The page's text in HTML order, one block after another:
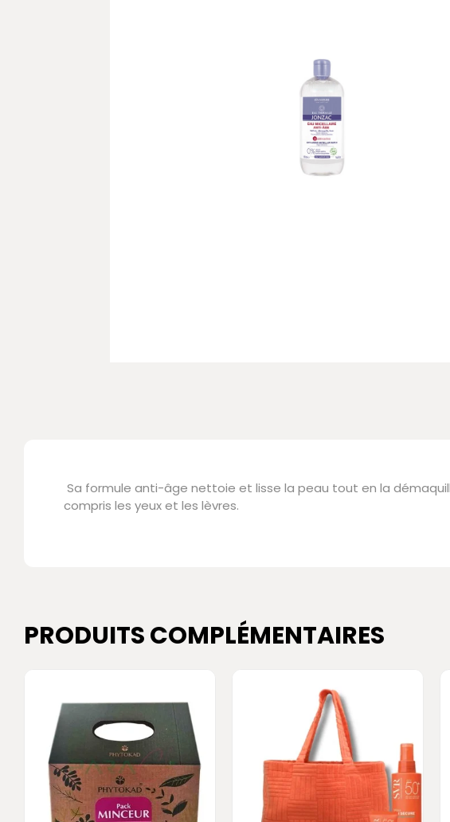
Sa formule anti-âge nettoie et lisse la peau tout en la
compris les yeux et les lèvres.
PRODUITS COMPLÉMENTAIRES